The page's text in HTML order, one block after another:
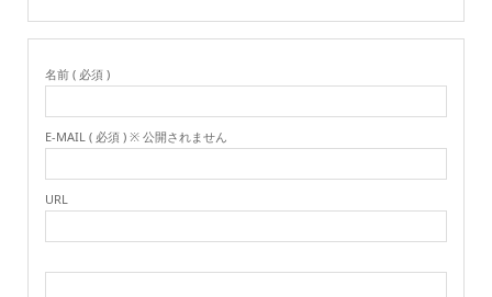
名前 ( 必須 )
E-MAIL ( 必須 ) ※ 公開されません
URL